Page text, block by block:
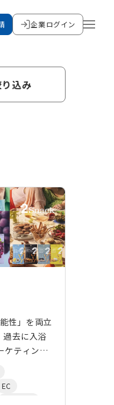
企業ログイン
込み
性」を両立
去に入浴
ケティング
EC